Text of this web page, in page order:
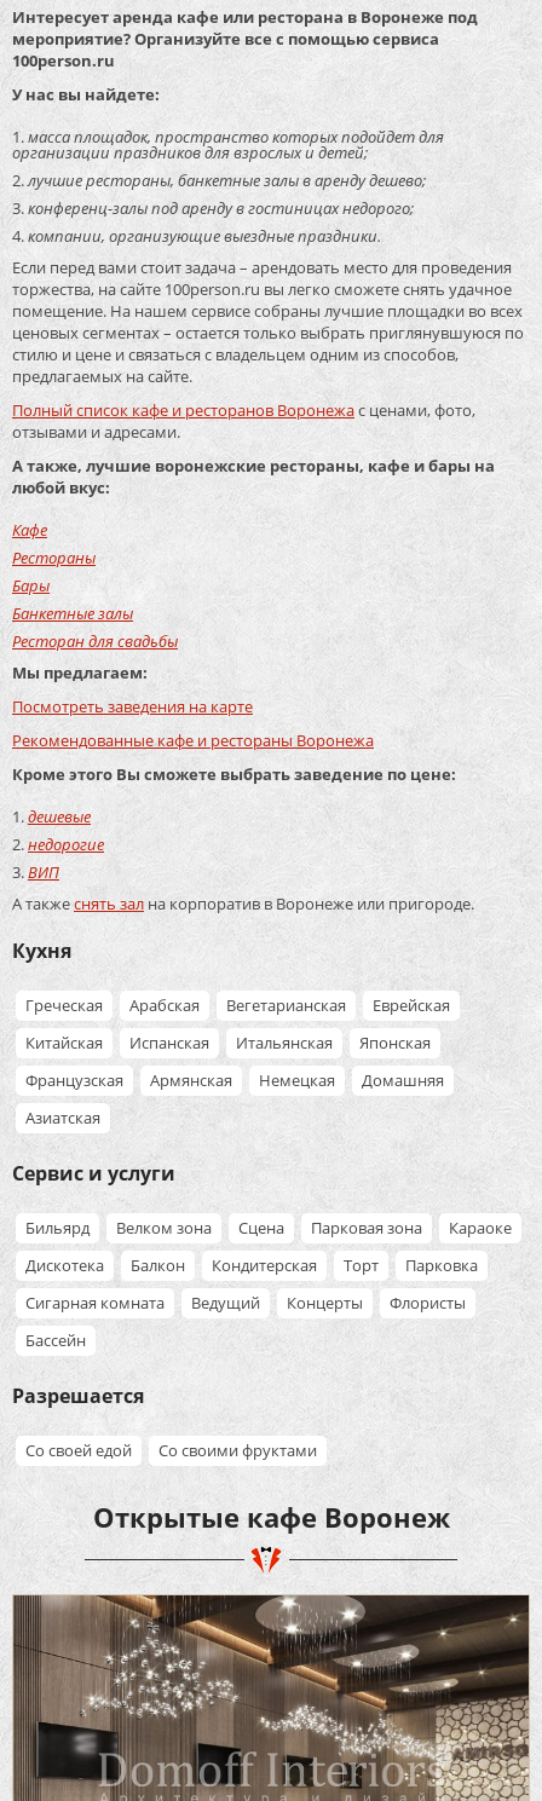
Интересует аренда кафе или ресторана в Воронеже под
мероприятие? Организуйте все с помощью сервиса
100person.ru
У нас вы найдете:
масса площадок, пространство которых подойдет для
организации праздников для взрослых и детей;
лучшие рестораны, банкетные залы в аренду дешево;
конференц-залы под аренду в гостиницах недорого;
компании, организующие выездные праздники.
Если перед вами стоит задача – арендовать место для проведения
торжества, на сайте 100person.ru вы легко сможете снять удачное
помещение. На нашем сервисе собраны лучшие площадки во всех
ценовых сегментах – остается только выбрать приглянувшуюся по
стилю и цене и связаться с владельцем одним из способов,
предлагаемых на сайте.
Полный список кафе и ресторанов Воронежас ценами, фото,
отзывами и адресами.
А также, лучшие воронежские рестораны, кафе и бары на
любой вкус:
Кафе
Рестораны
Бары
Банкетные залы
Ресторан для свадьбы
Мы предлагаем:
Посмотреть заведения на карте
Рекомендованные кафе и рестораны Воронежа
Кроме этого Вы сможете выбрать заведение по цене:
дешевые
недорогие
ВИП
А такжеснять зал на корпоратив в Воронеже или пригороде.
Кухня
Греческая Арабская Вегетарианская
Еврейская
Китайская
Испанская Итальянская
Японская
Французская
Армянская Немецкая
Домашняя
Азиатская
Сервис и услуги
Бильярд Велком зона Сцена Парковая зона
Караоке
Дискотека
Балкон Кондитерская Торт
Парковка
Сигарная комната
Ведущий Концерты
Флористы
Бассейн
Разрешается
Со своей едой Со своими фруктами
Открытые кафе Воронеж